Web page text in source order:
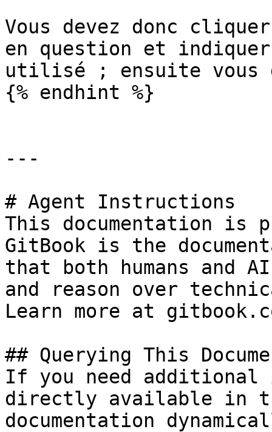
Vous devez donc
en question et
utilisé ; ensuite vous
{% endhint %}
---
# Agent Instructions
This documentation is
GitBook is the
that both humans and
and reason over
Learn more at
## Querying This
If you need
directly available in
documentation